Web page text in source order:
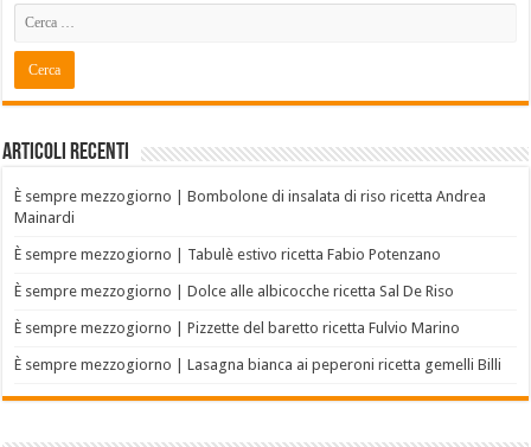
Articoli recenti
È sempre mezzogiorno | Bombolone di insalata di riso ricetta Andrea
Mainardi
È sempre mezzogiorno | Tabulè estivo ricetta Fabio Potenzano
È sempre mezzogiorno | Dolce alle albicocche ricetta Sal De Riso
È sempre mezzogiorno | Pizzette del baretto ricetta Fulvio Marino
È sempre mezzogiorno | Lasagna bianca ai peperoni ricetta gemelli Billi